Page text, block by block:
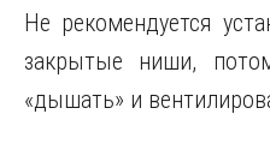
Не рекомендуется
закрытые ниши,
«дышать» и